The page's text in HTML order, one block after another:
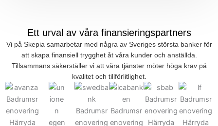
Ett urval av våra finansieringspartners
Vi på Skepia samarbetar med några av Sveriges största banker för
att skapa finansiell trygghet åt våra kunder och anställda.
Tillsammans säkerställer vi att våra tjänster möter höga krav på
kvalitet och tillförlitlighet.